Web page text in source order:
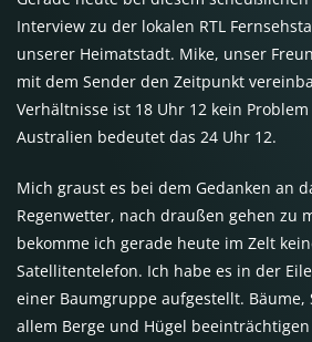
Interview zu der lokalen RTL
unserer Heimatstadt. Mike, unser
mit dem Sender den Zeitpunkt
Verhältnisse ist 18 Uhr 12 kein
Australien bedeutet das 24 Uhr 12.
Mich graust es bei dem Gedanken an
Regenwetter, nach draußen gehen zu
bekomme ich gerade heute im Zelt
Satellitentelefon. Ich habe es in der
einer Baumgruppe aufgestellt.
allem Berge und Hügel